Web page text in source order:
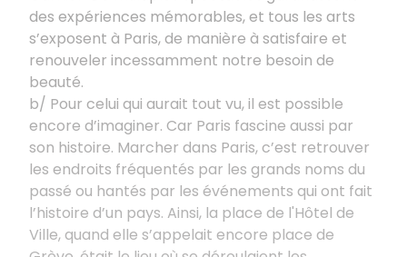
des expériences mémorables, et tous les arts
s’exposent à Paris, de manière à satisfaire et
renouveler incessamment notre besoin de
beauté.
b/ Pour celui qui aurait tout vu, il est possible
encore d’imaginer. Car Paris fascine aussi par
son histoire. Marcher dans Paris, c’est retrouver
les endroits fréquentés par les grands noms du
passé ou hantés par les événements qui ont fait
l’histoire d’un pays. Ainsi, la place de l'Hôtel de
Ville, quand elle s’appelait encore place de